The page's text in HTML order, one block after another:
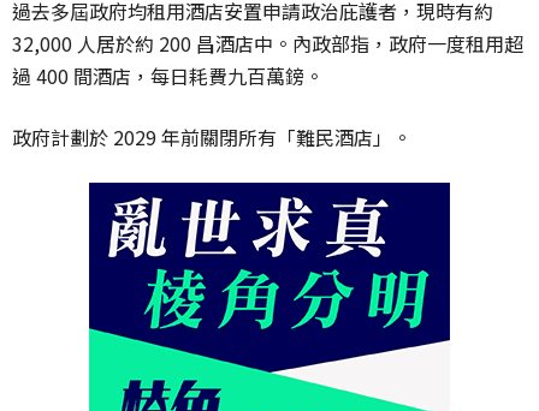
過去多屆政府均租用酒店安置申請政治庇護者，現時有約
32,000 人居於約 200 昌酒店中。內政部指，政府一度租用超
過 400 間酒店，每日耗費九百萬鎊。
政府計劃於 2029 年前關閉所有「難民酒店」。